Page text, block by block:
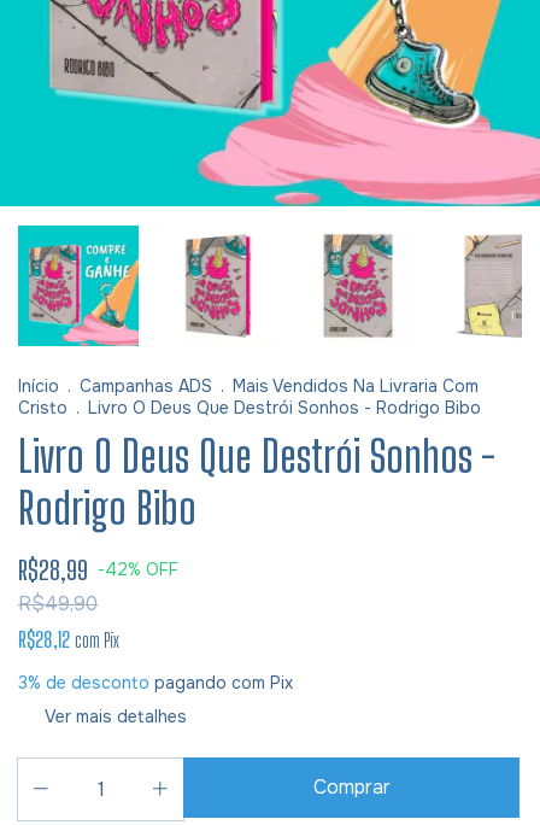
Início . Campanhas ADS . Mais Vendidos Na Livraria Com
Cristo . Livro O Deus Que Destrói Sonhos - Rodrigo Bibo
Livro O Deus Que Destrói Sonhos -
Rodrigo Bibo
R$28,99 -42% OFF
R$49,90
R$28,12 com Pix
3% de desconto pagando com Pix
Ver mais detalhes